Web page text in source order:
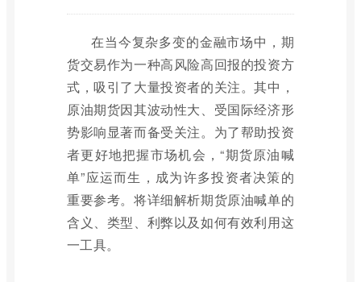
在当今复杂多变的金融市场中，期
货交易作为一种高风险高回报的投资方
式，吸引了大量投资者的关注。其中，
原油期货因其波动性大、受国际经济形
势影响显著而备受关注。为了帮助投资
者更好地把握市场机会，“期货原油喊
单”应运而生，成为许多投资者决策的
重要参考。将详细解析期货原油喊单的
含义、类型、利弊以及如何有效利用这
一工具。